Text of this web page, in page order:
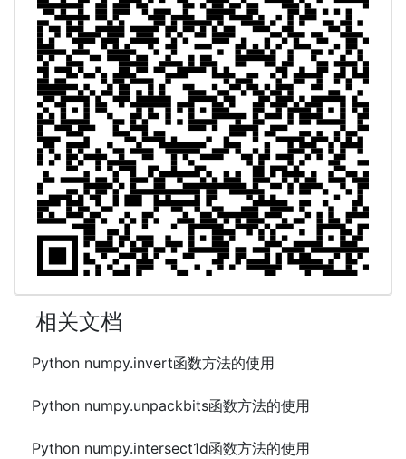
相关文档
Python numpy.invert函数方法的使用
Python numpy.unpackbits函数方法的使用
Python numpy.intersect1d函数方法的使用